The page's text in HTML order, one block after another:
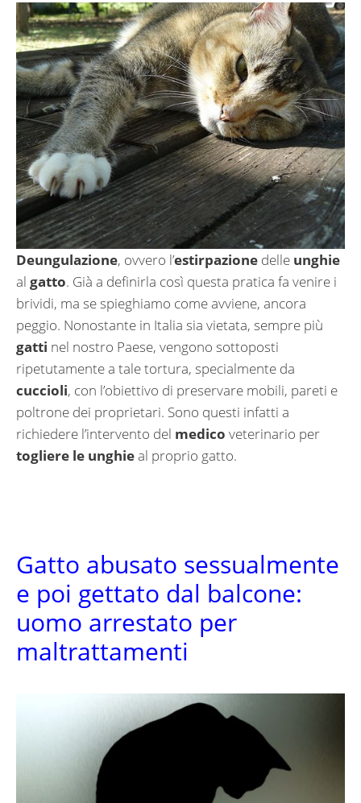
Deungulazione, ovvero l’estirpazione delle unghie
al gatto. Già a definirla così questa pratica fa venire i
brividi, ma se spieghiamo come avviene, ancora
peggio. Nonostante in Italia sia vietata, sempre più
gatti nel nostro Paese, vengono sottoposti
ripetutamente a tale tortura, specialmente da
cuccioli, con l’obiettivo di preservare mobili, pareti e
poltrone dei proprietari. Sono questi infatti a
richiedere l’intervento del medico veterinario per
togliere le unghieal proprio gatto.
Gatto abusato sessualmente
e poi gettato dal balcone:
uomo arrestato per
maltrattamenti